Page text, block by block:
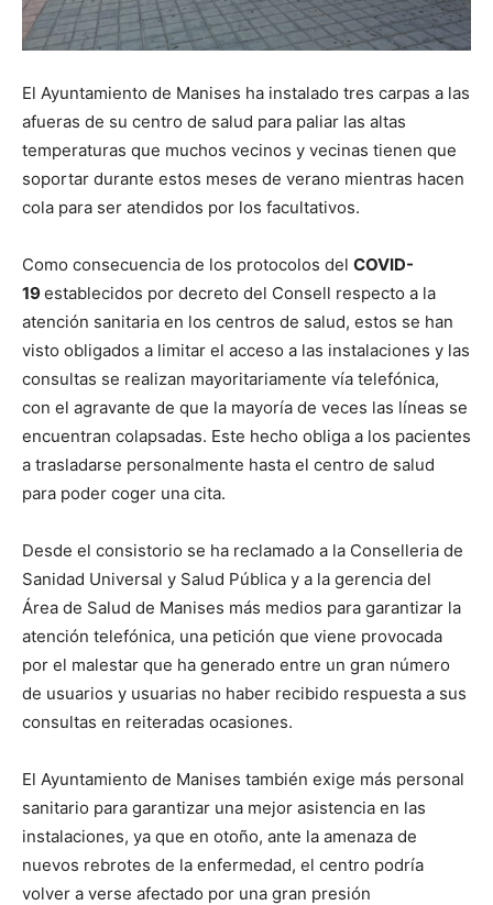
El Ayuntamiento de Manises ha instalado tres carpas a las
afueras de su centro de salud para paliar las altas
temperaturas que muchos vecinos y vecinas tienen que
soportar durante estos meses de verano mientras hacen
cola para ser atendidos por los facultativos.
Como consecuencia de los protocolos del COVID-
19establecidos por decreto del Consell respecto a la
atención sanitaria en los centros de salud, estos se han
visto obligados a limitar el acceso a las instalaciones y las
consultas se realizan mayoritariamente vía telefónica,
con el agravante de que la mayoría de veces las líneas se
encuentran colapsadas. Este hecho obliga a los pacientes
a trasladarse personalmente hasta el centro de salud
para poder coger una cita.
Desde el consistorio se ha reclamado a la Conselleria de
Sanidad Universal y Salud Pública y a la gerencia del
Área de Salud de Manises más medios para garantizar la
atención telefónica, una petición que viene provocada
por el malestar que ha generado entre un gran número
de usuarios y usuarias no haber recibido respuesta a sus
consultas en reiteradas ocasiones.
El Ayuntamiento de Manises también exige más personal
sanitario para garantizar una mejor asistencia en las
instalaciones, ya que en otoño, ante la amenaza de
nuevos rebrotes de la enfermedad, el centro podría
volver a verse afectado por una gran presión